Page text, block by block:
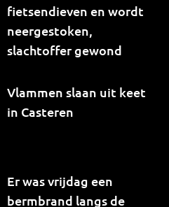
fietsendieven en wordt
neergestoken,
slachtoffer gewond
Vlammen slaan uit keet
in Casteren
Er was vrijdag een
bermbrand langs de